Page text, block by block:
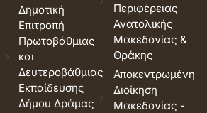
Δημοτική
Επιτροπή
Πρωτοβάθμιας
και
Δευτεροβάθμιας
Εκπαίδευσης
Δήμου Δράμας
Περιφέρειας
Ανατολικής
Μακεδονίας &
Θράκης
Αποκεντρωμένη
Διοίκηση
Μακεδονίας -